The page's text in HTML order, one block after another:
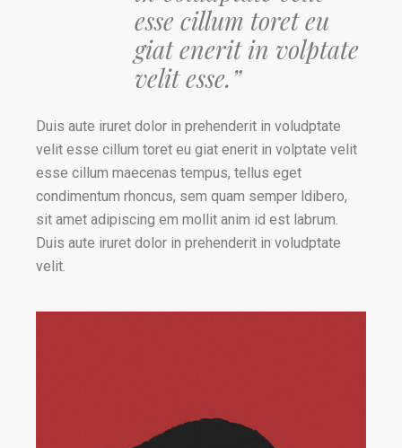
esse cillum toret eu
giat enerit in volptate
velit esse.”
Duis aute iruret dolor in prehenderit in voludptate
velit esse cillum toret eu giat enerit in volptate velit
esse cillum maecenas tempus, tellus eget
condimentum rhoncus, sem quam semper ldibero,
sit amet adipiscing em mollit anim id est labrum.
Duis aute iruret dolor in prehenderit in voludptate
velit.